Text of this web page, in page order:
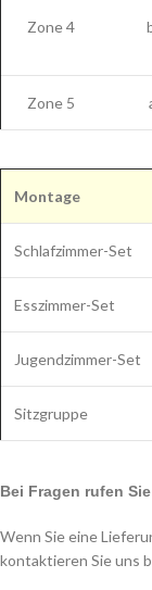
Zone 4
Zone 5
Montage
Schlafzimmer-Set
Esszimmer-Set
Jugendzimmer-Set
Sitzgruppe
Bei Fragen rufen
Wenn Sie eine
kontaktieren Sie uns